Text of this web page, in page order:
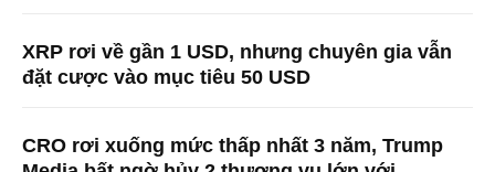
XRP rơi về gần 1 USD, nhưng chuyên gia vẫn
đặt cược vào mục tiêu 50 USD
CRO rơi xuống mức thấp nhất 3 năm, Trump